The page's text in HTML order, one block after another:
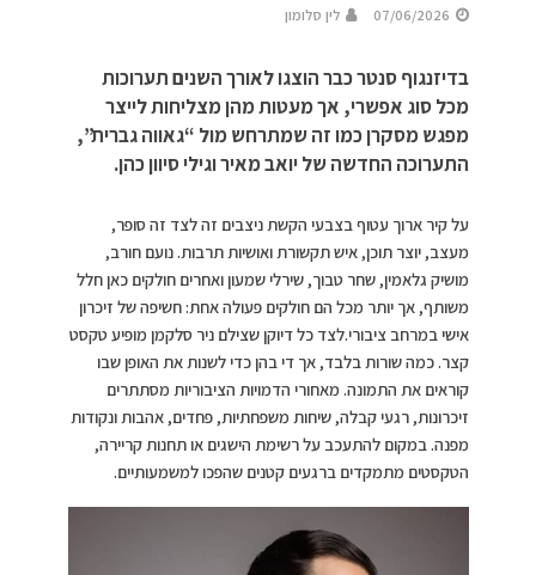
07/06/2026 לין סלומון
בדיזנגוף סנטר כבר הוצגו לאורך השנים תערוכות
מכל סוג אפשרי, אך מעטות מהן מצליחות לייצר
מפגש מסקרן כמו זה שמתרחש מול “גאווה גברית”,
התערוכה החדשה של יואב מאיר וגילי סיוון כהן.
על קיר ארוך עטוף בצבעי הקשת ניצבים זה לצד זה סופר,
מעצב, יוצר תוכן, איש תקשורת ואושיות תרבות. נועם חורב,
מושיק גלאמין, שחר טבוך, שירלי שמעון ואחרים חולקים כאן חלל
משותף, אך יותר מכל הם חולקים פעולה אחת: חשיפה של זיכרון
אישי במרחב ציבורי.לצד כל דיוקן שצילם ניר סלקמן מופיע טקסט
קצר. כמה שורות בלבד, אך די בהן כדי לשנות את האופן שבו
קוראים את התמונה. מאחורי הדמויות הציבוריות מסתתרים
זיכרונות, רגעי קבלה, שיחות משפחתיות, פחדים, אהבות ונקודות
מפנה. במקום להתעכב על רשימת הישגים או תחנות קריירה,
הטקסטים מתמקדים ברגעים קטנים שהפכו למשמעותיים.